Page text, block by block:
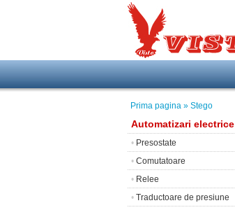
Prima pagina » Stego
Automatizari electrice
• Presostate
• Comutatoare
• Relee
• Traductoare de presiune